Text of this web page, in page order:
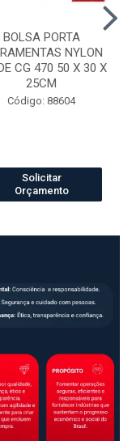
BOLSA PORTA
NYLON
CG 470 50 X 30 X
25CM
Código: 88604
Solicitar
Orçamento